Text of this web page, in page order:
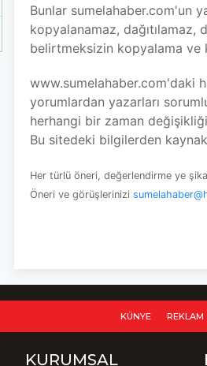
Bunlar sumelahaber.com'un
kopyalanamaz, dağıtılamaz,
belirtmeksizin kopyalama ve
www.sumelahaber.com'daki
yorumlardan yazarları
herhangi bir zaman
Bu sitedeki bilgilerden
Her türlü öneri, değerlendirme ye
Öneri ve görüşlerinizi
KÜNYE REKLAM
KURUMSAL